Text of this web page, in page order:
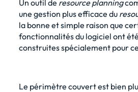
Un outil de resource planning
une gestion plus efficace du
la bonne et simple raison que
fonctionnalités du logiciel ont
construites spécialement pour
Le périmètre couvert est bien